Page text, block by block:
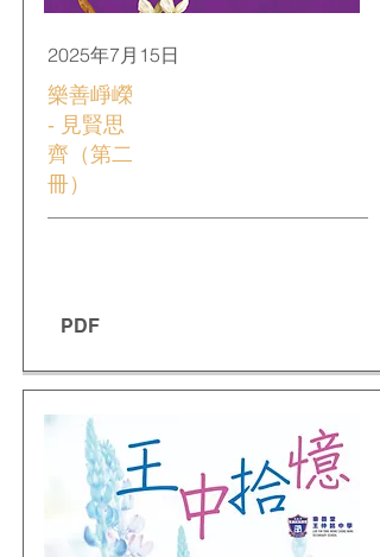
2025年7月15日
樂善崢嶸
- 見賢思
齊（第二
冊）
PDF